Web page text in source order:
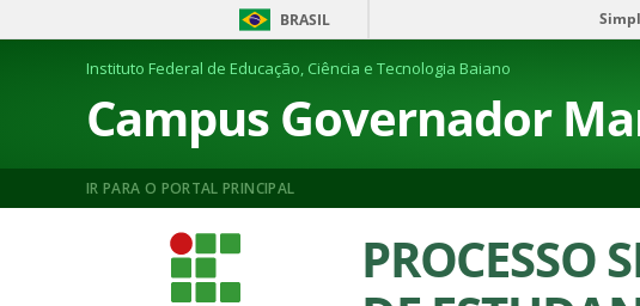
BRASIL
Instituto Federal de Educação, Ciência e Tecnologia Baiano
Campus Governador
IR PARA O PORTAL PRINCIPAL
PROCESSO